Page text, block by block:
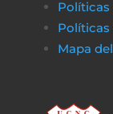
Políticas
Políticas
Mapa